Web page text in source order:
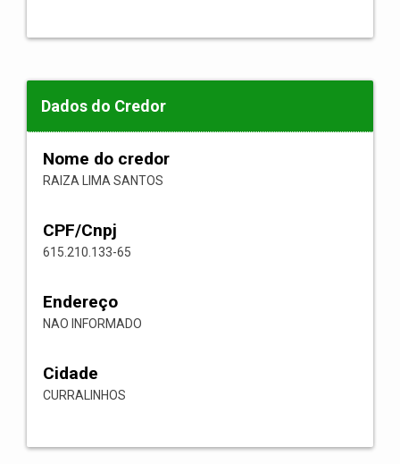
Dados do Credor
Nome do credor
RAIZA LIMA SANTOS
CPF/Cnpj
615.210.133-65
Endereço
NAO INFORMADO
Cidade
CURRALINHOS